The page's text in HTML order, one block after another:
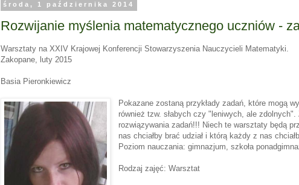
środa, 1 października 2014
Rozwijanie myślenia matematycznego uczniów -
Warsztaty na XXIV Krajowej Konferencji Stowarzyszenia Nauczycieli Matematyki.
Zakopane, luty 2015
Basia Pieronkiewicz
Pokazane zostaną przykłady zadań, które mogą
również tzw. słabych czy "leniwych, ale
rozwiązywania zadań!!! Niech te warsztaty będą
nas chciałby brać udział i którą każdy z nas
Poziom nauczania: gimnazjum, szkoła
Rodzaj zajęć: Warsztat